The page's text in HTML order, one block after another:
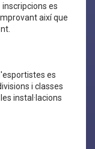
es
així que
es
i classes
instal·lacions